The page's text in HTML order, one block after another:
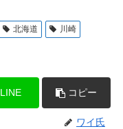
北海道 川崎
LINE コピー
ワイ氏